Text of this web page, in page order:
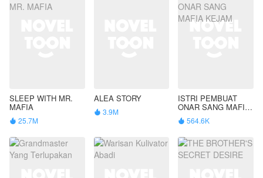
SLEEP WITH MR.
MAFIA
 25.7M
ALEA STORY
 3.9M
ISTRI PEMBUAT
ONAR SANG MAFIA
KEJAM
 564.6K